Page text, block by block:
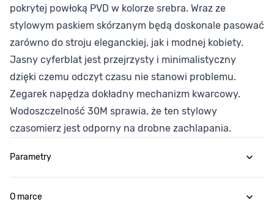
pokrytej powłoką PVD w kolorze srebra. Wraz ze
stylowym paskiem skórzanym będą doskonale pasować
zarówno do stroju eleganckiej, jak i modnej kobiety.
Jasny cyferblat jest przejrzysty i minimalistyczny
dzięki czemu odczyt czasu nie stanowi problemu.
Zegarek napędza dokładny mechanizm kwarcowy.
Wodoszczelność 30M sprawia, że ten stylowy
czasomierz jest odporny na drobne zachlapania.
Parametry
O marce